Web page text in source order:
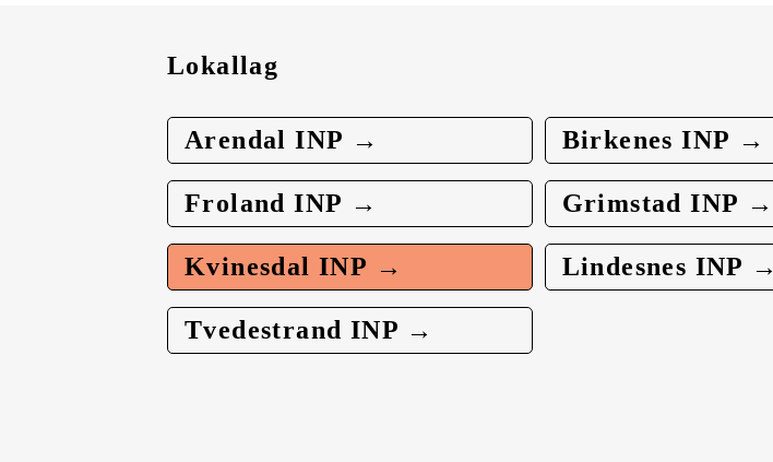
Lokallag
Arendal INP → Birkenes INP →
Froland INP → Grimstad INP →
Kvinesdal INP → Lindesnes INP →
Tvedestrand INP →